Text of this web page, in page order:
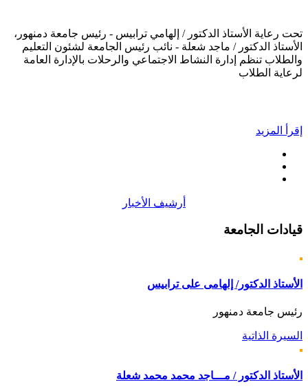
تحت رعاية الأستاذ الدكتور / إلهامي ترابيس - رئيس جامعة دمنهور،
الأستاذ الدكتور / ماجد شعلة - نائب رئيس الجامعة لشئون التعليم
والطلاب تنظم إدارة النشاط الاجتماعي والرحلات بالإدارة العامة
لرعاية الطلاب
إقرأ المزيد
أرشيف الأخبار
قيادات الجامعة
الأستاذ الدكتور/ إلهامى على ترابيس
رئيس جامعة دمنهور
السيرة الذاتية
الأستاذ الدكتور / مـــاجد محمد محمد شعلة